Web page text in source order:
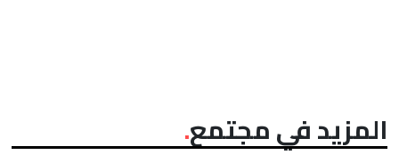
المزيد في مجتمع